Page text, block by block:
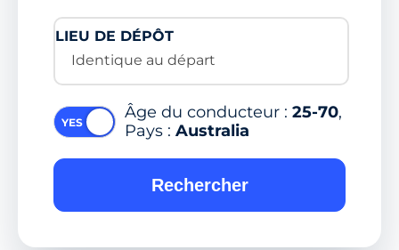
LIEU DE DÉPÔT
Identique au départ
Âge du conducteur : 25-70,
Pays : Australia
Rechercher